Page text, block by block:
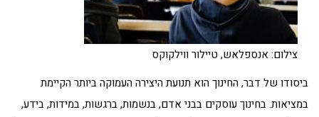
צילום: אנספלאש, טיילור ווילקוקס
ביסודו של דבר, החינוך הוא תנועת היצירה העמוקה ביותר הקיימת
במציאות. בחינוך עוסקים בבני אדם, בנשמות, ברגשות, במידות, בידע,